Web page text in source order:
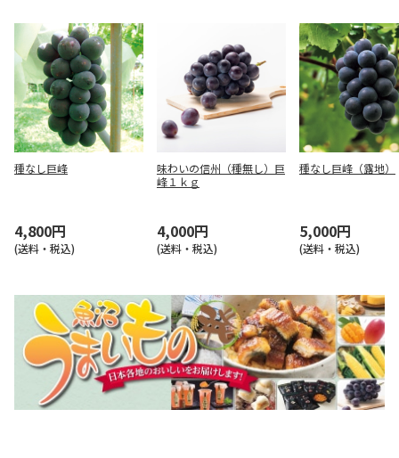
種なし巨峰
4,800円
(送料・税込)
味わいの信州（種無し）巨
峰１ｋｇ
4,000円
(送料・税込)
種なし巨峰（露地）
5,000円
(送料・税込)